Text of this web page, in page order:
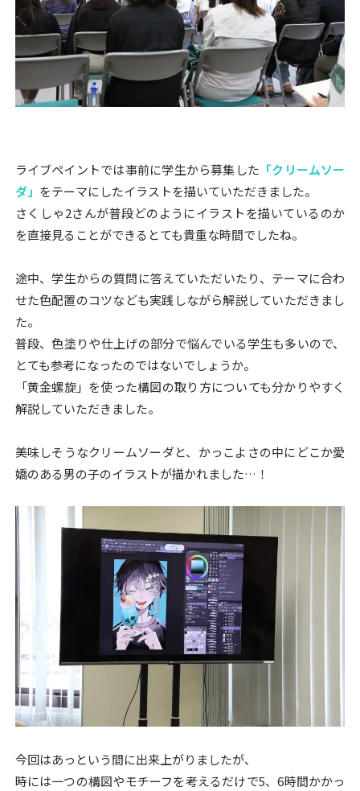
ライブペイントでは事前に学生から募集した 「クリームソー
ダ」 をテーマにしたイラストを描いていただきました。
さくしゃ2さんが普段どのようにイラストを描いているのか
を直接見ることができるとても貴重な時間でしたね。
途中、学生からの質問に答えていただいたり、テーマに合わ
せた色配置のコツなども実践しながら解説していただきまし
た。
普段、色塗りや仕上げの部分で悩んでいる学生も多いので、
とても参考になったのではないでしょうか。
「黄金螺旋」を使った構図の取り方についても分かりやすく
解説していただきました。
美味しそうなクリームソーダと、かっこよさの中にどこか愛
嬌のある男の子のイラストが描かれました…！
今回はあっという間に出来上がりましたが、
時には一つの構図やモチーフを考えるだけで5、6時間かかっ